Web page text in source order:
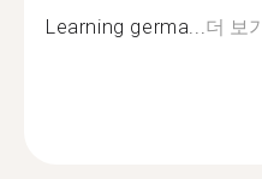
Learning germa...더 보